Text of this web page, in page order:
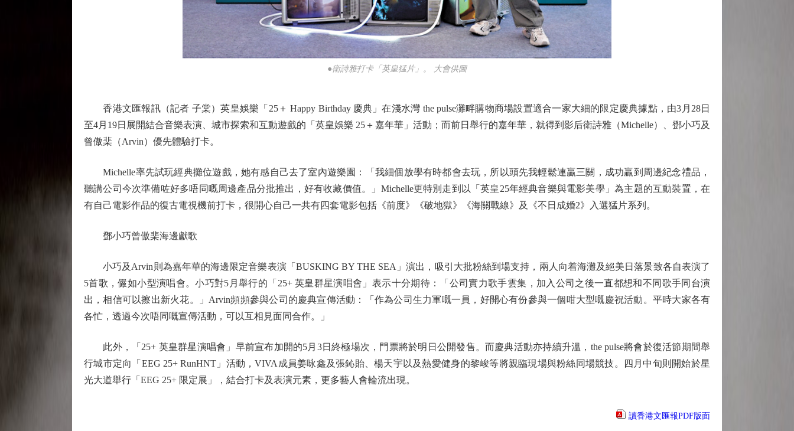
●衛詩雅打卡「英皇猛片」。 大會供圖
香港文匯報訊（記者 子棠）英皇娛樂「25＋ Happy Birthday 慶典」在淺水灣 the pulse灘畔購物商場設置適合一家大細的限定慶典據點，由3月28日
至4月19日展開結合音樂表演、城市探索和互動遊戲的「英皇娛樂 25＋嘉年華」活動；而前日舉行的嘉年華，就得到影后衛詩雅（Michelle）、鄧小巧及
曾傲棐（Arvin）優先體驗打卡。
Michelle率先試玩經典攤位遊戲，她有感自己去了室內遊樂園：「我細個放學有時都會去玩，所以頭先我輕鬆連贏三關，成功贏到周邊紀念禮品，
聽講公司今次準備咗好多唔同嘅周邊產品分批推出，好有收藏價值。」Michelle更特別走到以「英皇25年經典音樂與電影美學」為主題的互動裝置，在
有自己電影作品的復古電視機前打卡，很開心自己一共有四套電影包括《前度》《破地獄》《海關戰線》及《不日成婚2》入選猛片系列。
鄧小巧曾傲棐海邊獻歌
小巧及Arvin則為嘉年華的海邊限定音樂表演「BUSKING BY THE SEA」演出，吸引大批粉絲到場支持，兩人向着海灘及絕美日落景致各自表演了
5首歌，儼如小型演唱會。小巧對5月舉行的「25+ 英皇群星演唱會」表示十分期待：「公司實力歌手雲集，加入公司之後一直都想和不同歌手同台演
出，相信可以擦出新火花。」Arvin頻頻參與公司的慶典宣傳活動：「作為公司生力軍嘅一員，好開心有份參與一個咁大型嘅慶祝活動。平時大家各有
各忙，透過今次唔同嘅宣傳活動，可以互相見面同合作。」
此外，「25+ 英皇群星演唱會」早前宣布加開的5月3日終極場次，門票將於明日公開發售。而慶典活動亦持續升溫，the pulse將會於復活節期間舉
行城市定向「EEG 25+ RunHNT」活動，VIVA成員姜咏鑫及張鈊貽、楊天宇以及熱愛健身的黎峻等將親臨現場與粉絲同場競技。四月中旬則開始於星
光大道舉行「EEG 25+ 限定展」，結合打卡及表演元素，更多藝人會輪流出現。
讀香港文匯報PDF版面